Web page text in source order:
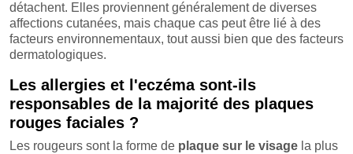
détachent. Elles proviennent généralement de diverses
affections cutanées, mais chaque cas peut être lié à des
facteurs environnementaux, tout aussi bien que des facteurs
dermatologiques.
Les allergies et l'eczéma sont-ils
responsables de la majorité des plaques
rouges faciales ?
Les rougeurs sont la forme de plaque sur le visage la plus